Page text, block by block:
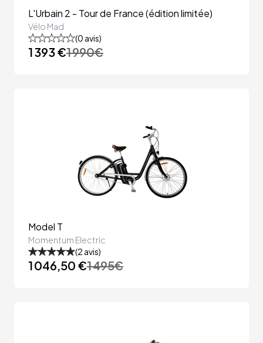
L'Urbain 2 - Tour de France (édition limitée)
Vélo Mad
(0 avis)
1 393 €1 990€
Model T
Momentum Electric
(2 avis)
1 046,50 €1 495€